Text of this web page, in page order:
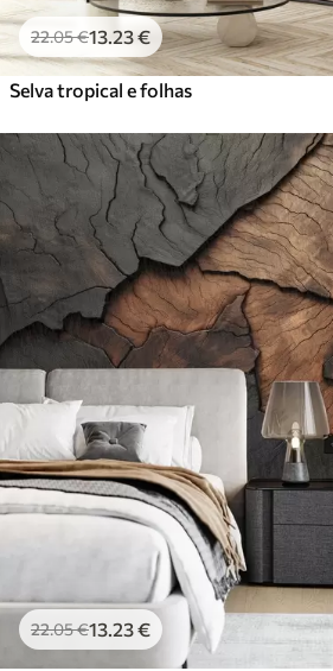
22.05€13 .23€
Selva tropical e folhas
22.05€13 .23€